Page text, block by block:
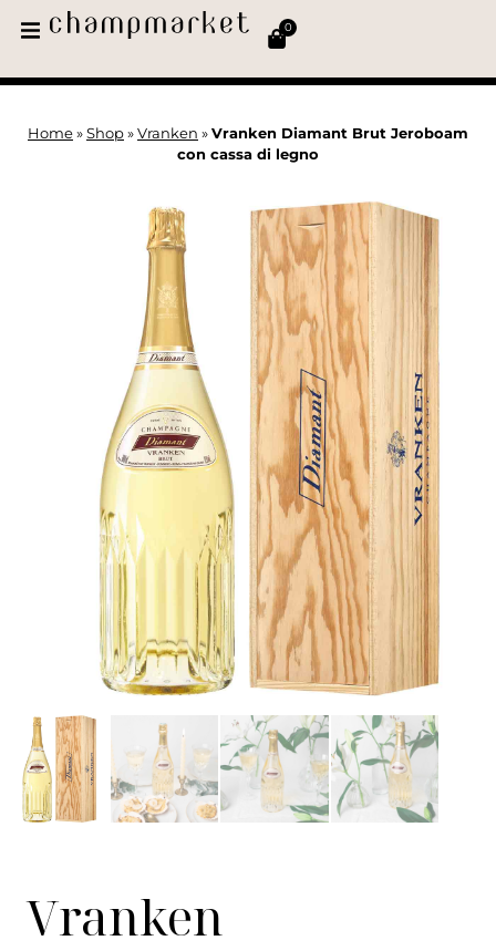
0
Home » Shop » Vranken » Vranken Diamant Brut Jeroboam
con cassa di legno
Vranken